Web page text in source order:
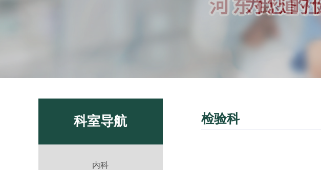
科室导航
内科
检验科